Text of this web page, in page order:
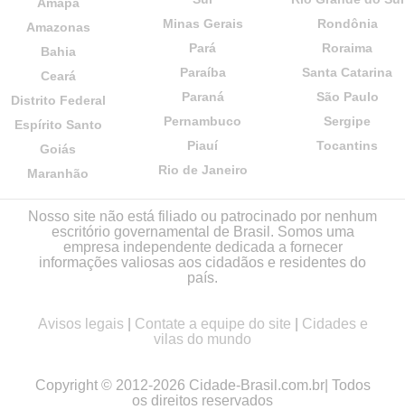
Amazonas
Bahia
Ceará
Distrito Federal
Espírito Santo
Goiás
Maranhão
Minas Gerais
Pará
Paraíba
Paraná
Pernambuco
Piauí
Rio de Janeiro
Rondônia
Roraima
Santa Catarina
São Paulo
Sergipe
Tocantins
Nosso site não está filiado ou patrocinado por nenhum
escritório governamental de Brasil. Somos uma
empresa independente dedicada a fornecer
informações valiosas aos cidadãos e residentes do
país.
Avisos legais Contate a equipe do site
Cidades e
vilas do mundo
Copyright © 2012-2026 Cidade-Brasil.com.br| Todos
os direitos reservados